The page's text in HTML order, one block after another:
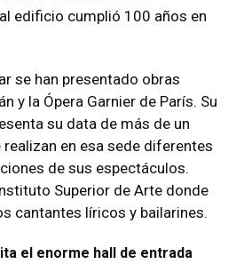
edificio cumplió 100 años en
se han presentado obras
y la Ópera Garnier de París. Su
su data de más de un
en esa sede diferentes
de sus espectáculos.
Superior de Arte donde
cantantes líricos y bailarines.
el enorme hall de entrada